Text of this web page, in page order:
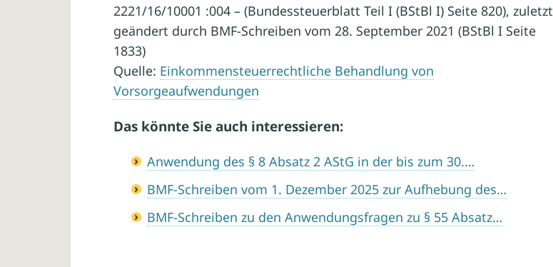
2221/16/10001 :004 – (Bundessteuerblatt Teil I (BStBl I) Seite 820), zuletzt
geändert durch BMF-Schreiben vom 28. September 2021 (BStBl I Seite
1833)
Quelle: Einkommensteuerrechtliche Behandlung von
Vorsorgeaufwendungen
Das könnte Sie auch interessieren:
Anwendung des § 8 Absatz 2 AStG in der bis zum 30.…
BMF-Schreiben vom 1. Dezember 2025 zur Aufhebung des…
BMF-Schreiben zu den Anwendungsfragen zu § 55 Absatz…